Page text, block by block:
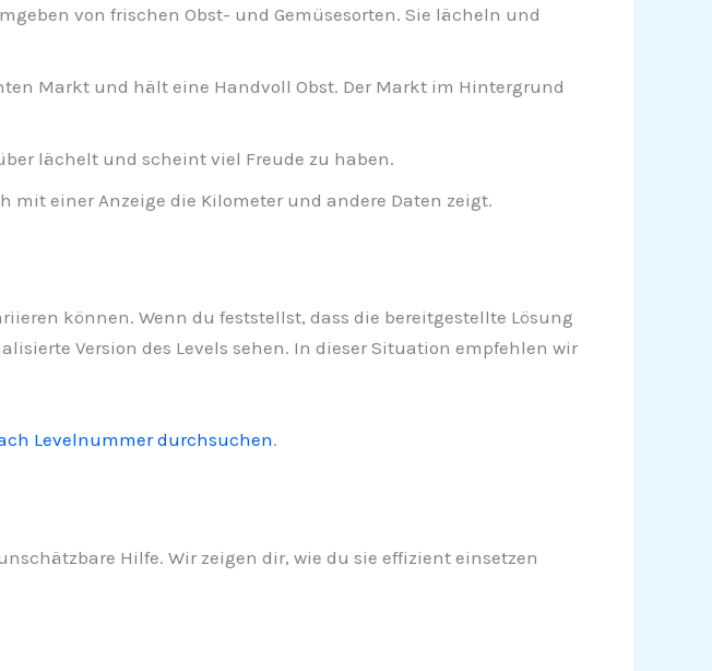
von frischen Obst- und Gemüsesorten. Sie lächeln und
Markt und hält eine Handvoll Obst. Der Markt im Hintergrund
lächelt und scheint viel Freude zu haben.
einer Anzeige die Kilometer und andere Daten zeigt.
können. Wenn du feststellst, dass die bereitgestellte Lösung
Version des Levels sehen. In dieser Situation empfehlen wir
Levelnummer durchsuchen.
Hilfe. Wir zeigen dir, wie du sie effizient einsetzen